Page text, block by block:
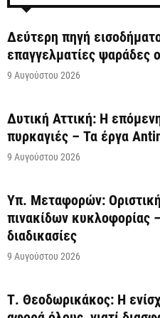
Δεύτερη πηγή
επαγγελματίες ψαράδες
9 Αυγούστου 2026
Δυτική Αττική: Η
πυρκαγιές – Τα έργα
9 Αυγούστου 2026
Υπ. Μεταφορών:
πινακίδων κυκλοφορίας
διαδικασίες
9 Αυγούστου 2026
Τ. Θεοδωρικάκος: Η